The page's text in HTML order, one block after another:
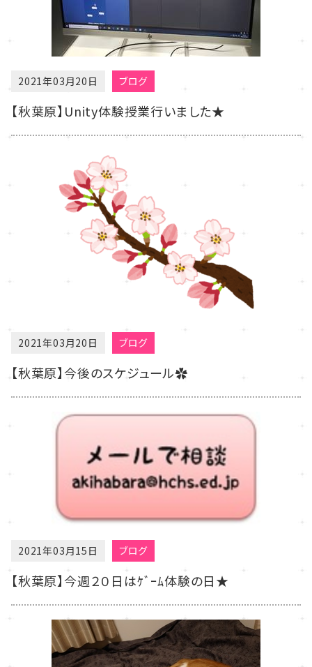
2021年03月20日 ブログ
【秋葉原】Unity体験授業行いました★
2021年03月20日 ブログ
【秋葉原】今後のスケジュール✿
2021年03月15日 ブログ
【秋葉原】今週２０日はｹﾞｰﾑ体験の日★